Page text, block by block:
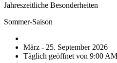
Jahreszeitliche Besonderheiten
Sommer-Saison
März - 25. September 2026
Täglich geöffnet von 9:00